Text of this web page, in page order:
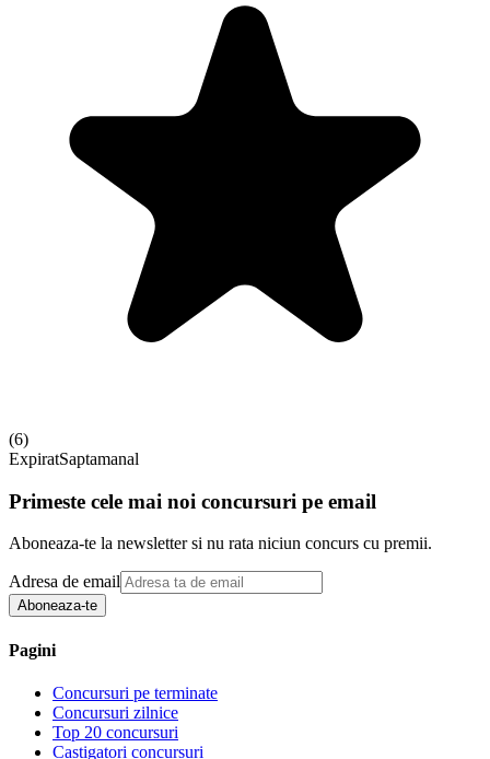
(6)
ExpiratSaptamanal
Primeste cele mai noi concursuri pe email
Aboneaza-te la newsletter si nu rata niciun concurs cu premii.
Adresa de email
Aboneaza-te
Pagini
Concursuri pe terminate
Concursuri zilnice
Top 20 concursuri
Castigatori concursuri